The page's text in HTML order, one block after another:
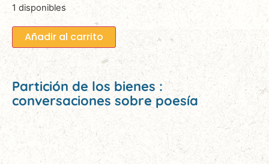
1 disponibles
Añadir al carrito
Partición de los bienes :
conversaciones sobre poesía